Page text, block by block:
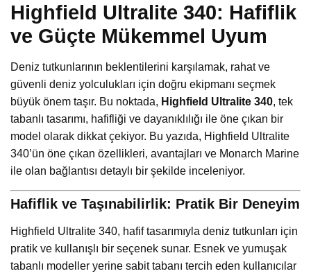
Highfield Ultralite 340: Hafiflik
ve Güçte Mükemmel Uyum
Deniz tutkunlarının beklentilerini karşılamak, rahat ve
güvenli deniz yolculukları için doğru ekipmanı seçmek
büyük önem taşır. Bu noktada, Highfield Ultralite 340, tek
tabanlı tasarımı, hafifliği ve dayanıklılığı ile öne çıkan bir
model olarak dikkat çekiyor. Bu yazıda, Highfield Ultralite
340’ün öne çıkan özellikleri, avantajları ve Monarch Marine
ile olan bağlantısı detaylı bir şekilde inceleniyor.
Hafiflik ve Taşınabilirlik: Pratik Bir Deneyim
Highfield Ultralite 340, hafif tasarımıyla deniz tutkunları için
pratik ve kullanışlı bir seçenek sunar. Esnek ve yumuşak
tabanlı modeller yerine sabit tabanı tercih eden kullanıcılar